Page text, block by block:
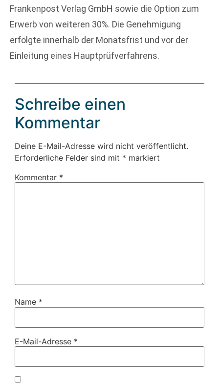
Frankenpost Verlag GmbH sowie die Option zum
Erwerb von weiteren 30%. Die Genehmigung
erfolgte innerhalb der Monatsfrist und vor der
Einleitung eines Hauptprüfverfahrens.
Schreibe einen
Kommentar
Deine E-Mail-Adresse wird nicht veröffentlicht.
Erforderliche Felder sind mit * markiert
Kommentar *
Name *
E-Mail-Adresse *